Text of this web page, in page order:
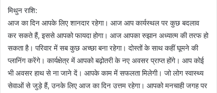
मिथुन राशि:
आज का दिन आपके लिए शानदार रहेगा। आज आप कार्यस्थल पर कुछ बदलाव
कर सकते हैं, इससे आपको फायदा होगा। आज आपका रुझान अध्यात्म की तरफ हो
सकता है। परिवार में सब कुछ अच्छा बना रहेगा। दोस्तों के साथ कहीं घूमने की
प्लानिंग करेंगे। कार्यक्षेत्र में आपको बढ़ोतरी के नए अवसर प्राप्त होंगे। आप कोई
भी अवसर हाथ से ना जाने दें। आपके काम में सफलता मिलेगी। जो लोग स्वास्थ्य
सेवाओं से जुड़े हैं, उनके लिए आज का दिन उत्तम रहेगा। आपको मनचाही जगह पर